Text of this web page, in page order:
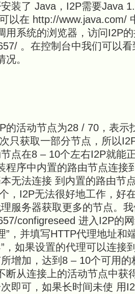
装了 Java，I2P需要Java
以在 http://www.java.com/
用系统的浏览器，访问I2P
。在控制台中我们可以
。
的活动节点为28 / 70，表示
只获取一部分节点，所以
点在8 – 10个左右I2P就能
程序中内置的路由节点连接
无法连接 到内置的路由节
，I2P无法很好地工作，好
服务器获取更多的节点。
configreseed 进入I2P的
”，并填写HTTP代理地址和
，如果设置的代理可以连接
增加，达到8 – 10个可用
断从连接上的活动节点中获
即可，如果长时间未使 用